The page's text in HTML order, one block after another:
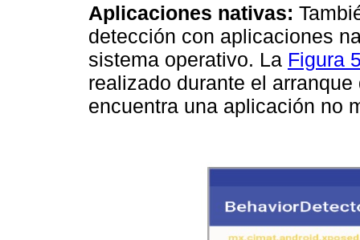
Aplicaciones nativas:
detección con aplicaciones
sistema operativo. La Figura
realizado durante el
encuentra una aplicación no